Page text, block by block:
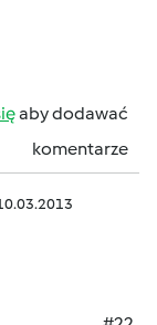
aby dodawać
komentarze